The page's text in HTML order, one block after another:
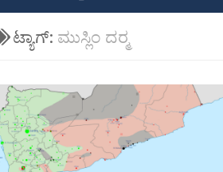
ಟ್ಯಾಗ್: ಮುಸ್ಲಿಂ ದರ‍್ಮ